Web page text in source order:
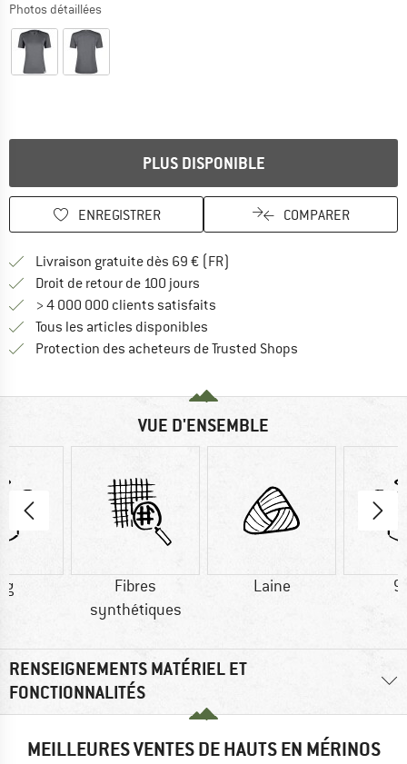
Photos détaillées
PLUS DISPONIBLE
ENREGISTRER COMPARER
Livraison gratuite dès 69 € (FR)
Droit de retour de 100 jours
> 4 000 000 clients satisfaits
Tous les articles disponibles
Protection des acheteurs de Trusted Shops
VUE D'ENSEMBLE
g
Fibres
synthétiques
Laine
RENSEIGNEMENTS MATÉRIEL ET
FONCTIONNALITÉS
MEILLEURES VENTES DE HAUTS EN MÉRINOS